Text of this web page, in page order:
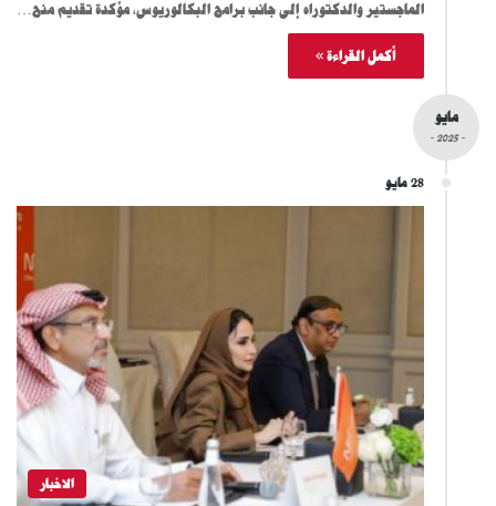
الماجستير والدكتوراه إلى جانب برامج البكالوريوس، مؤكدة تقديم منح…
أكمل القراءة »
مايو
- 2025 -
28 مايو
الاخبار